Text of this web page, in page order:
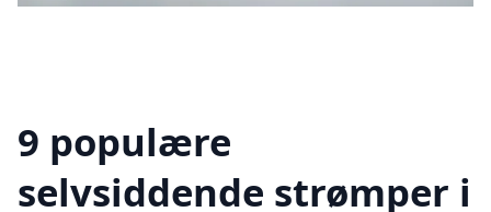
9 populære
selvsiddende strømper i